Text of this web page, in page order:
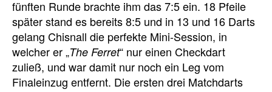
fünften Runde brachte ihm das 7:5 ein. 18 Pfeile
später stand es bereits 8:5 und in 13 und 16 Darts
gelang Chisnall die perfekte Mini-Session, in
welcher er „The Ferret“ nur einen Checkdart
zuließ, und war damit nur noch ein Leg vom
Finaleinzug entfernt. Die ersten drei Matchdarts